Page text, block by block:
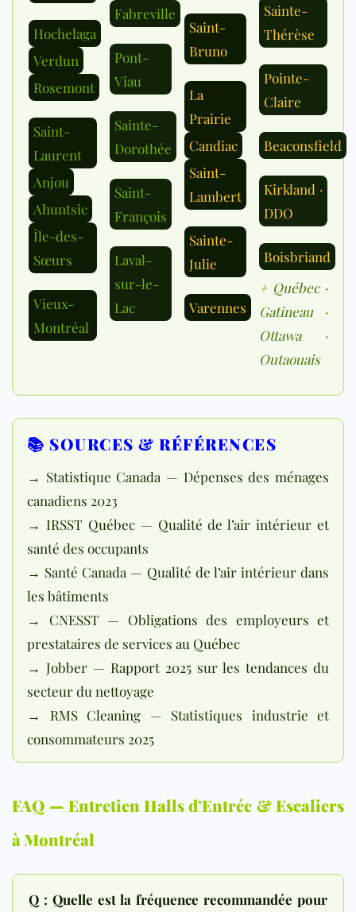
Hochelaga
Verdun
Rosemont
Saint-
Laurent
Anjou
Ahuntsic
Île-des-
Sœurs
Vieux-
Montréal
Fabreville
Pont-
Viau
Sainte-
Dorothée
Saint-
François
Laval-
sur-le-
Lac
Saint-
Bruno
La
Prairie
Candiac
Saint-
Lambert
Sainte-
Julie
Varennes
Sainte-
Thérèse
Pointe-
Claire
Beaconsfield
Kirkland ·
DDO
Boisbriand
+ Québec ·
Gatineau ·
Ottawa ·
Outaouais
📚 SOURCES & RÉFÉRENCES
→ Statistique Canada — Dépenses des ménages
canadiens 2023
→ IRSST Québec — Qualité de l’air intérieur et
santé des occupants
→ Santé Canada — Qualité de l’air intérieur dans
les bâtiments
→ CNESST — Obligations des employeurs et
prestataires de services au Québec
→ Jobber — Rapport 2025 sur les tendances du
secteur du nettoyage
→ RMS Cleaning — Statistiques industrie et
consommateurs 2025
FAQ — Entretien Halls d’Entrée & Escaliers
à Montréal
Q : Quelle est la fréquence recommandée pour